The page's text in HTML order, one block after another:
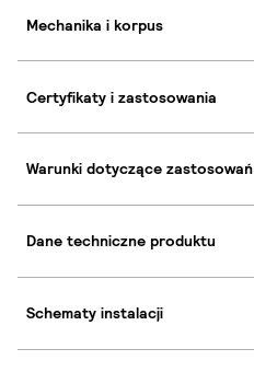
Mechanika i korpus
Certyfikaty i zastosowania
Warunki dotyczące zastosowań
Dane techniczne produktu
Schematy instalacji